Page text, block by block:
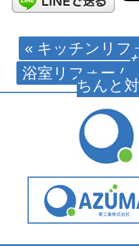
« キッチンリ
浴室リフォー
ちんと